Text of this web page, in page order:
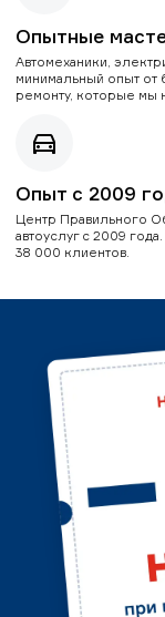
Опытные
Автомеханики,
минимальный опыт от
ремонту, которые мы
Опыт с 2009
Центр Правильного
автоуслуг с 2009
38 000 клиентов.